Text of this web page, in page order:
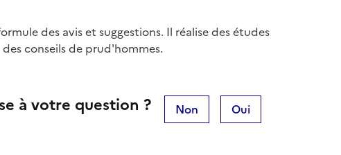
des avis et suggestions. Il réalise des études
conseils de prud'hommes.
à votre question ? Non Oui